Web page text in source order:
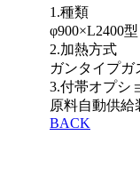
1.種類
φ900×L2400型
2.加熱方式
ガンタイプ
3.付帯オプシ
原料自動供
BACK